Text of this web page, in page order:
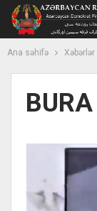
Ana səhifə Xəbərlər